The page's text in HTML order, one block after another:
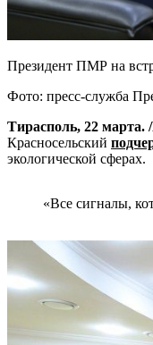
Президент ПМР на
Фото: пресс-служба
Тирасполь, 22 марта.
Красносельский
экологической сферах.
«Все сигналы,